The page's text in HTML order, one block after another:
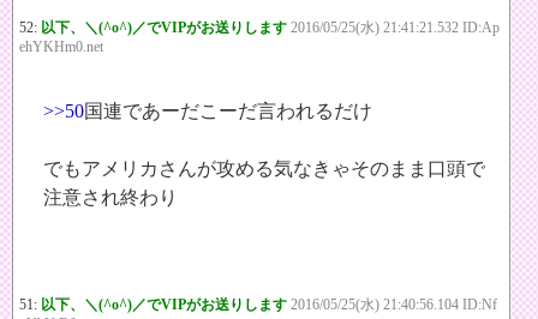
52: 以下、＼(^o^)／でVIPがお送りします 2016/05/25(水) 21:41:21.532 ID:Ap
ehYKHm0.net
>>50国連であーだこーだ言われるだけ
でもアメリカさんが攻める気なきゃそのまま口頭で
注意され終わり
51: 以下、＼(^o^)／でVIPがお送りします 2016/05/25(水) 21:40:56.104 ID:Nf